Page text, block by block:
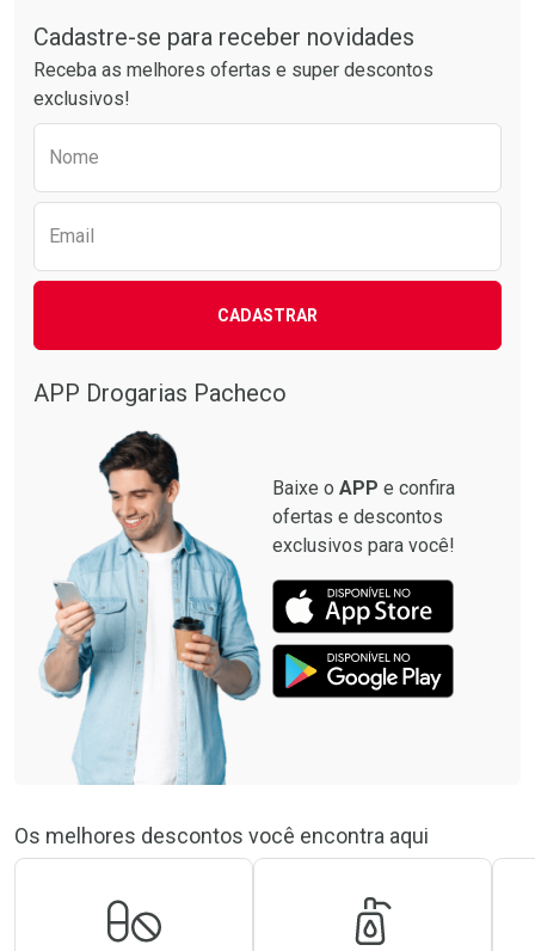
Por R$ 55,99/cada
Por R$ 39,99/cada
Cadastre-se para receber novidades
Receba as melhores ofertas e super descontos
exclusivos!
Nome
Email
CADASTRAR
APP Drogarias Pacheco
Baixe o APP e confira
ofertas e descontos
exclusivos para você!
Os melhores descontos você encontra aqui